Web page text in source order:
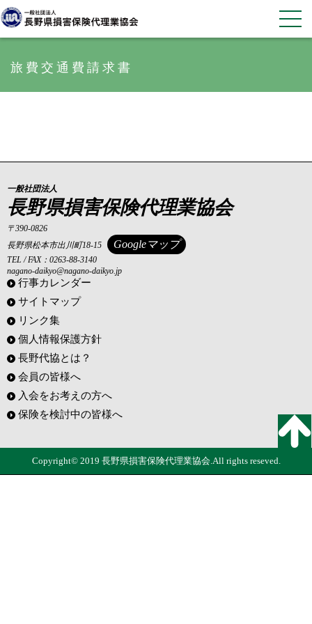
旅費交通費請求書
一般社団法人
長野県損害保険代理業協会
〒390-0826
長野県松本市出川町18-15
Googleマップ
TEL / FAX：0263-88-3140
nagano-daikyo@nagano-daikyo.jp
行事カレンダー
サイトマップ
リンク集
個人情報保護方針
長野代協とは？
会員の皆様へ
入会をお考えの方へ
保険を検討中の皆様へ
Copyright© 2019 長野県損害保険代理業協会.All rights reseved.